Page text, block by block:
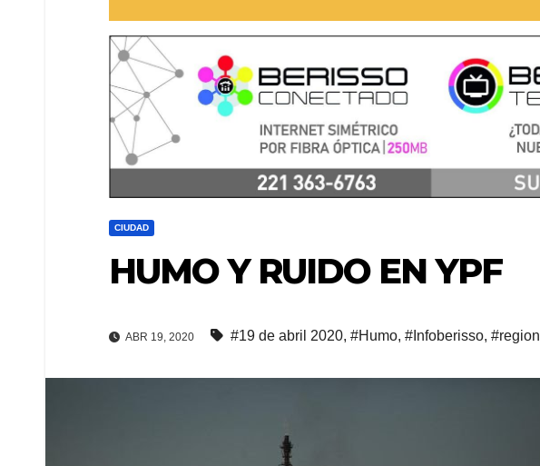
CIUDAD
HUMO Y RUIDO EN YPF
ABR 19, 2020 #19 de abril 2020, #Humo, #Infoberisso, #region